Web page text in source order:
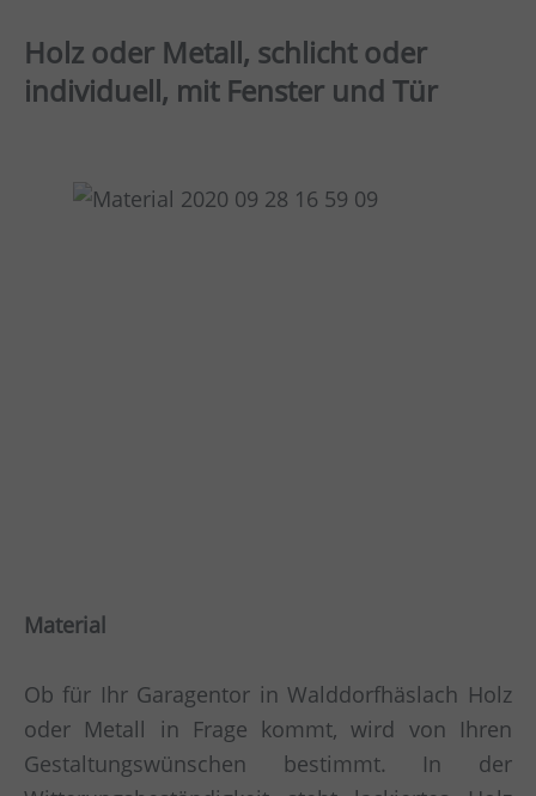
Holz oder Metall, schlicht oder
individuell, mit Fenster und Tür
Material
Ob für Ihr Garagentor in Walddorfhäslach Holz
oder Metall in Frage kommt, wird von Ihren
Gestaltungswünschen bestimmt. In der